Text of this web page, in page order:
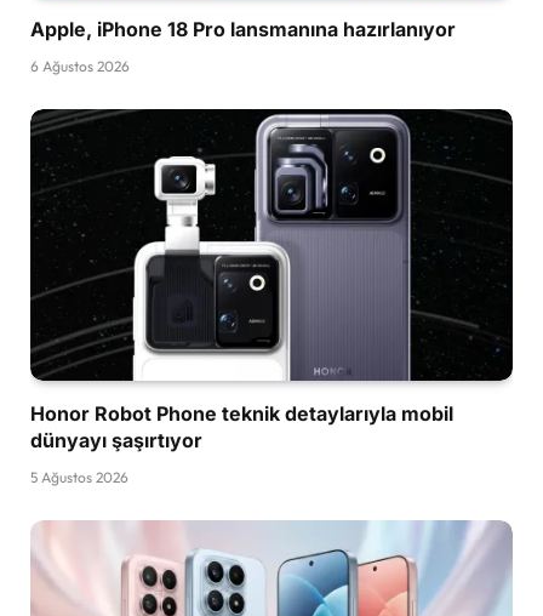
Apple, iPhone 18 Pro lansmanına hazırlanıyor
6 Ağustos 2026
Honor Robot Phone teknik detaylarıyla mobil
dünyayı şaşırtıyor
5 Ağustos 2026